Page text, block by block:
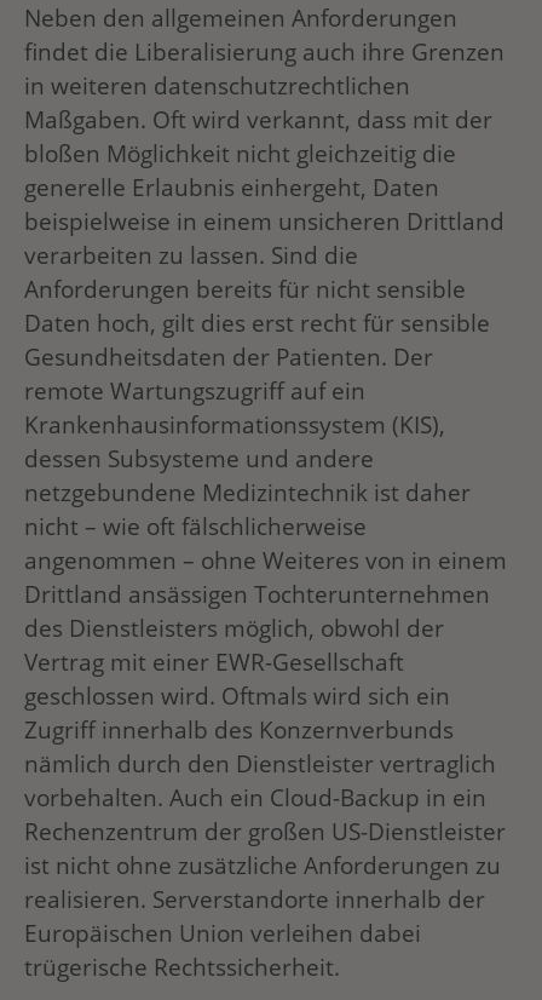
Neben den allgemeinen Anforderungen
findet die Liberalisierung auch ihre Grenzen
in weiteren datenschutzrechtlichen
Maßgaben. Oft wird verkannt, dass mit der
bloßen Möglichkeit nicht gleichzeitig die
generelle Erlaubnis einhergeht, Daten
beispielweise in einem unsicheren Drittland
verarbeiten zu lassen. Sind die
Anforderungen bereits für nicht sensible
Daten hoch, gilt dies erst recht für sensible
Gesundheitsdaten der Patienten. Der
remote Wartungszugriff auf ein
Krankenhausinformationssystem (KIS),
dessen Subsysteme und andere
netzgebundene Medizintechnik ist daher
nicht – wie oft fälschlicherweise
angenommen – ohne Weiteres von in einem
Drittland ansässigen Tochterunternehmen
des Dienstleisters möglich, obwohl der
Vertrag mit einer EWR-Gesellschaft
geschlossen wird. Oftmals wird sich ein
Zugriff innerhalb des Konzernverbunds
nämlich durch den Dienstleister vertraglich
vorbehalten. Auch ein Cloud-Backup in ein
Rechenzentrum der großen US-Dienstleister
ist nicht ohne zusätzliche Anforderungen zu
realisieren. Serverstandorte innerhalb der
Europäischen Union verleihen dabei
trügerische Rechtssicherheit.